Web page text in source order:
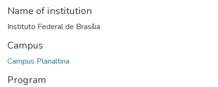
Name of institution
Instituto Federal de Brasília
Campus
Campus Planaltina
Program